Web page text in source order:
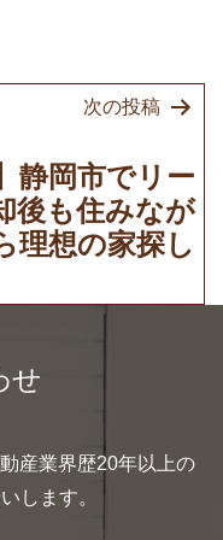
次の投稿
静岡市でリー
後も住みなが
理想の家探し
せ
産業界歴20年以上の
します。